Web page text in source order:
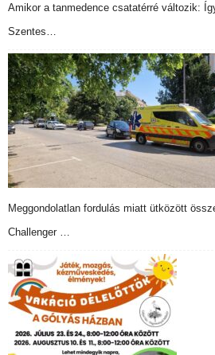
Amikor a tanmedence csatatérré változik:
Szentes…
Meggondolatlan fordulás miatt ütközött
Challenger …